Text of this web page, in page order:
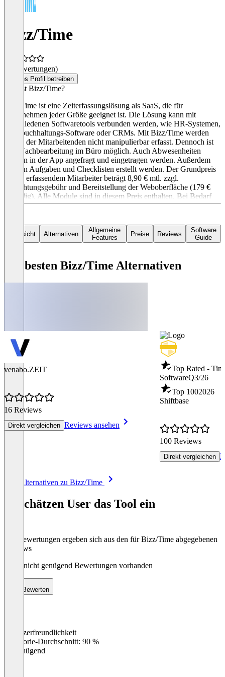
Bizz/Time
(0 Bewertungen)
Dieses Profil betreiben
Was ist Bizz/Time?
Bizz/Time ist eine Zeiterfassungslösung als SaaS, die für
Unternehmen jeder Größe geeignet ist. Die Lösung kann mit
verschiedenen Softwaretools verbunden werden, wie HR-Systemen,
Lohnbuchhaltungs-Software oder CRMs. Mit Bizz/Time werden
Zeiten der Mitarbeitenden nicht manipulierbar erfasst. Dennoch ist
eine Nachbearbeitung im Büro möglich. Auch Abwesenheiten
können in der App angefragt und eingetragen werden. Außerdem
können Aufgaben und Checklisten erstellt werden. Der Grundpreis
pro zu erfassendem Mitarbeiter beträgt 8,90 € mtl. zzgl.
Einrichtungsgebühr und Bereitstellung der Weboberfläche (179 €
einmalig). Alle Module sind in diesem Preis enthalten. Bei Bedarf
können zusätzliche Stunden vor Ort oder per Fernwartung
Übersicht Alternativen
Allgemeine
Features
Preise Reviews
Software
Guide
Die besten Bizz/Time Alternativen
venabo.ZEIT
16 Reviews
Direkt vergleichen Reviews ansehen
Top Rated -
SoftwareQ3/26
Top 1002026
Shiftbase
100 Reviews
Direkt vergleichen
Alle Alternativen zu Bizz/Time
So schätzen User das Tool ein
Die Bewertungen ergeben sich aus den für Bizz/Time abgegebenen
Reviews
Noch nicht genügend Bewertungen vorhanden
Bewerten
Benutzerfreundlichkeit
Kategorie-Durchschnitt: 90 %
Ungenügend